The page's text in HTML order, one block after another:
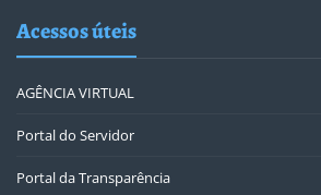
Acessos úteis
AGÊNCIA VIRTUAL
Portal do Servidor
Portal da Transparência